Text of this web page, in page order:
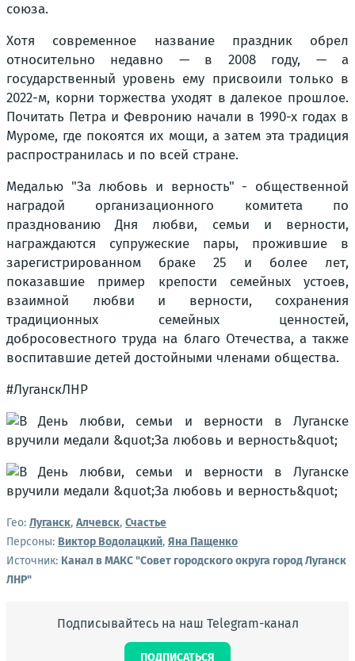
союза.
Хотя современное название праздник обрел
относительно недавно — в 2008 году, — а
государственный уровень ему присвоили только в
2022-м, корни торжества уходят в далекое прошлое.
Почитать Петра и Февронию начали в 1990-х годах в
Муроме, где покоятся их мощи, а затем эта традиция
распространилась и по всей стране.
Медалью "За любовь и верность" - общественной
наградой организационного комитета по
празднованию Дня любви, семьи и верности,
награждаются супружеские пары, прожившие в
зарегистрированном браке 25 и более лет,
показавшие пример крепости семейных устоев,
взаимной любви и верности, сохранения
традиционных семейных ценностей,
добросовестного труда на благо Отечества, а также
воспитавшие детей достойными членами общества.
#ЛуганскЛНР
Гео: Луганск, Алчевск, Счастье
Персоны: Виктор Водолацкий, Яна Пащенко
Источник: Канал в МАКС "Совет городского округа город Луганск
ЛНР"
Подписывайтесь на наш Telegram-канал
ПОДПИСАТЬСЯ